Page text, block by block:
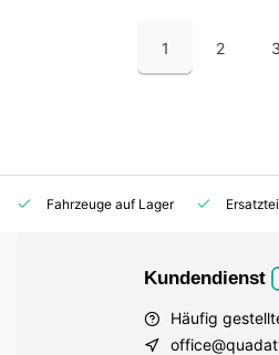
1 2 3
Fahrzeuge auf Lager
Kundendienst
Häufig